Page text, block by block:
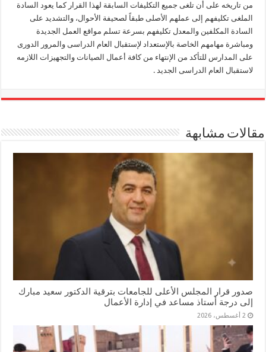
من تاريخه على أن تلغى جميع التكليفات السابقة لهذا القرار كما يعود السادة
الملغى تكليفهم إلى عملهم الأصلى طبقاً لصحيفة الأحوال، والتشديد على
السادة المكلفين والمعدل تكليفهم بسرعة تسلم مواقع العمل الجديدة
ومباشرة مهامهم الخاصة بالإستعداد لإستقبال العام الدراسى والمرور الدورى
على المدارس للتأكد من الإنتهاء من كافة أعمال الصيانات والتجهيزات اللازمه
لاستقبال العام الدراسى الجديد .
مقالات مشابهة
صدور قرار المجلس الأعلى للجامعات بترقية الدكتور سعيد مبارك
إلى درجة أستاذ مساعد في إدارة الأعمال
2 أغسطس، 2026